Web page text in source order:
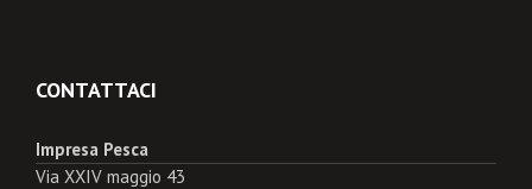
CONTATTACI
Impresa Pesca
Via XXIV maggio 43